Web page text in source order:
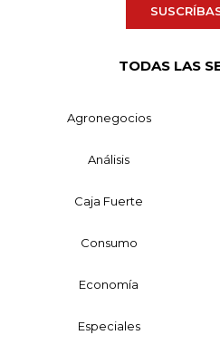
TODAS LAS
Agronegocios
Análisis
Caja Fuerte
Consumo
Economía
Especiales